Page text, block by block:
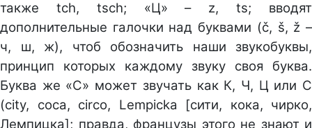
также tch, tsch; «Ц» – z, ts; вводят
дополнительные галочки над буквами (č, š, ž –
ч, ш, ж), чтоб обозначить наши звукобуквы,
принцип которых каждому звуку своя буква.
Буква же «С» может звучать как К, Ч, Ц или С
(city, coca, circo, Lempicka [cити, кока, чирко,
Лемпицка]; правда, французы этого не знают и